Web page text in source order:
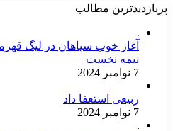
پربازدیدترین مطالب
نیمه نخست
7 نوامبر 2024
ربیعی استعفا داد
7 نوامبر 2024